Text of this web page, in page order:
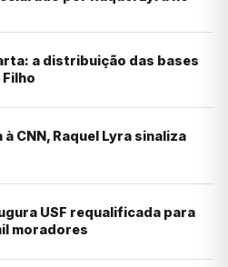
a distribuição das bases
CNN, Raquel Lyra sinaliza
USF requalificada para
moradores